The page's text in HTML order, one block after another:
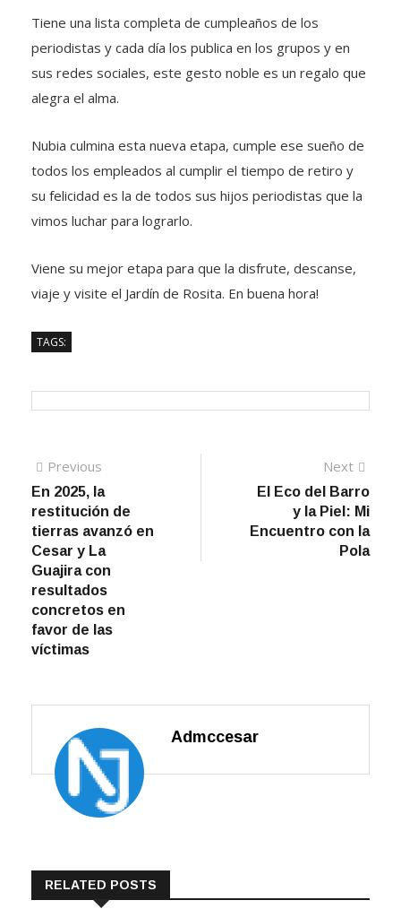
Tiene una lista completa de cumpleaños de los
periodistas y cada día los publica en los grupos y en
sus redes sociales, este gesto noble es un regalo que
alegra el alma.
Nubia culmina esta nueva etapa, cumple ese sueño de
todos los empleados al cumplir el tiempo de retiro y
su felicidad es la de todos sus hijos periodistas que la
vimos luchar para lograrlo.
Viene su mejor etapa para que la disfrute, descanse,
viaje y visite el Jardín de Rosita. En buena hora!
TAGS:
Navegación
de
entradas
Previous
post:
En 2025, la
restitución de
tierras avanzó en
Cesar y La
Guajira con
resultados
concretos en
favor de las
víctimas
Next
post:
El Eco del Barro
y la Piel: Mi
Encuentro con la
Pola
Admccesar
RELATED POSTS